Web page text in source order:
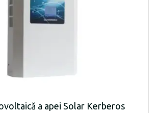
a apei Solar Kerberos